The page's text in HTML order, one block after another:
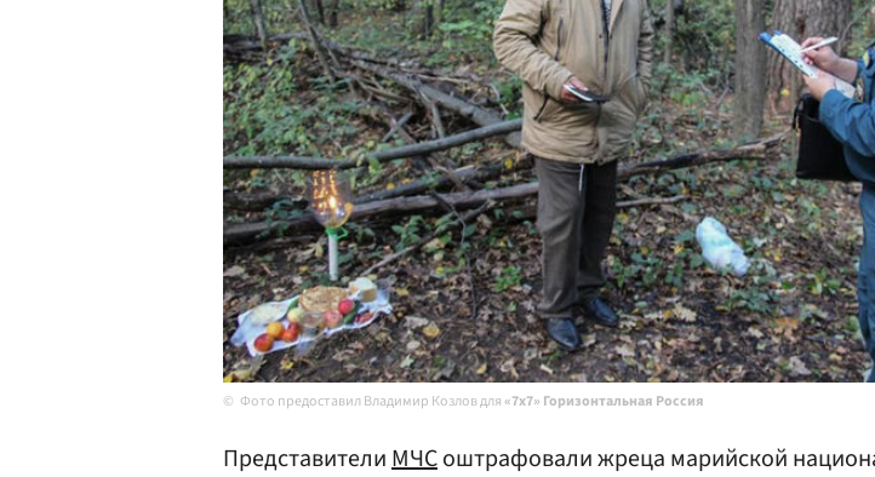
Фото предоставил Владимир Козлов для «7x7» Горизонтальная Россия
ПредставителиМЧСоштрафовали жреца марийской